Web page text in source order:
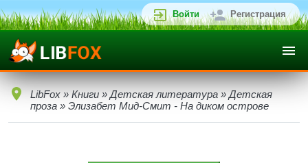
Войти Регистрация
LibFox » Книги » Детская литература » Детская
проза » Элизабет Мид-Смит - На диком острове